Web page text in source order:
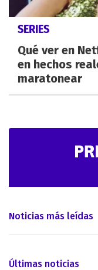
SERIES
Qué ver en
en hechos
maratonear
Noticias más leídas
Últimas noticias